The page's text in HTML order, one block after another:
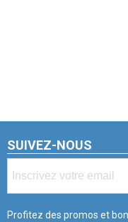
SUIVEZ-NOUS
Profitez des promos et